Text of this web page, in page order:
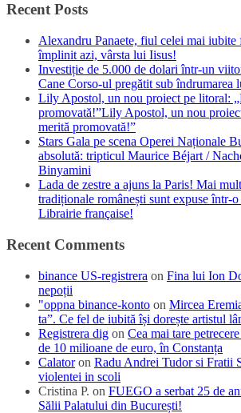
Recent Posts
Alexandru Panaete, fiul celei mai iubite
împlinit azi, vârsta lui Iisus!
Investiție de 5.000 de dolari într-un
Cane Corso-ul pregătit sub îndrumarea
Lily Apostol, un nou proiect pe litoral:
promovată!”Lily Apostol, un nou
merită promovată!”
Stars Gala pe scena Operei Naționale
absolută: tripticul Maurice Béjart /
Binyamini
Lada de zestre a ajuns la Paris! Mai
tradiționale românești sunt expuse într-
Librairie française!
Recent Comments
binance US-registrera on Fina lui Ion
nepoții
"oppna binance-konto on Mircea
ta”. Ce fel de iubită își dorește artistul
Registrera dig on Cea mai tare
de 10 milioane de euro, în Constanța
Calatoron Radu Andrei Tudor si Fratii
violentei in scoli
Cristina P. on FUEGO a serbat 25 de
Sălii Palatului din București!